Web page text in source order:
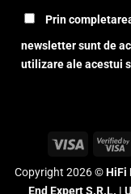
Prin
newsletter sunt de
utilizare ale acestui
Visa
Copyright 2026 ©HiFi
End Expert S.R.L. |